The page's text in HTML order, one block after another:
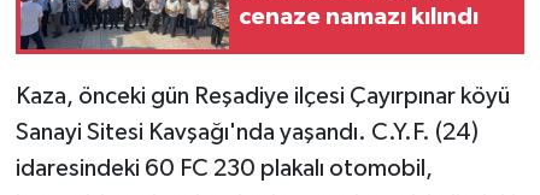
cenaze namazı kılındı
Kaza, önceki gün Reşadiye ilçesi Çayırpınar köyü
Sanayi Sitesi Kavşağı'nda yaşandı. C.Y.F. (24)
idaresindeki 60 FC 230 plakalı otomobil,